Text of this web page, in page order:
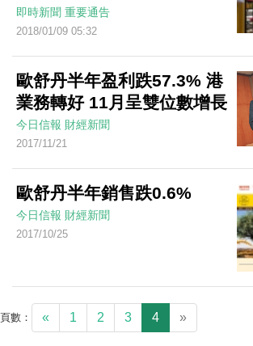
即時新聞 重要通告
2018/01/09 05:32
歐舒丹半年盈利跌57.3% 港
業務轉好 11月呈雙位數增長
今日信報 財經新聞
2017/11/21
歐舒丹半年銷售跌0.6%
今日信報 財經新聞
2017/10/25
頁數： « 1 2 3 4 »